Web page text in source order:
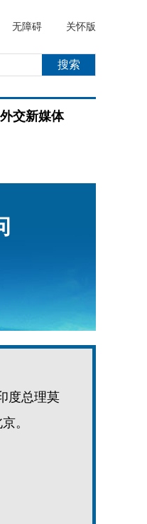
无障碍 关怀版
外交新媒体
度总理莫
。